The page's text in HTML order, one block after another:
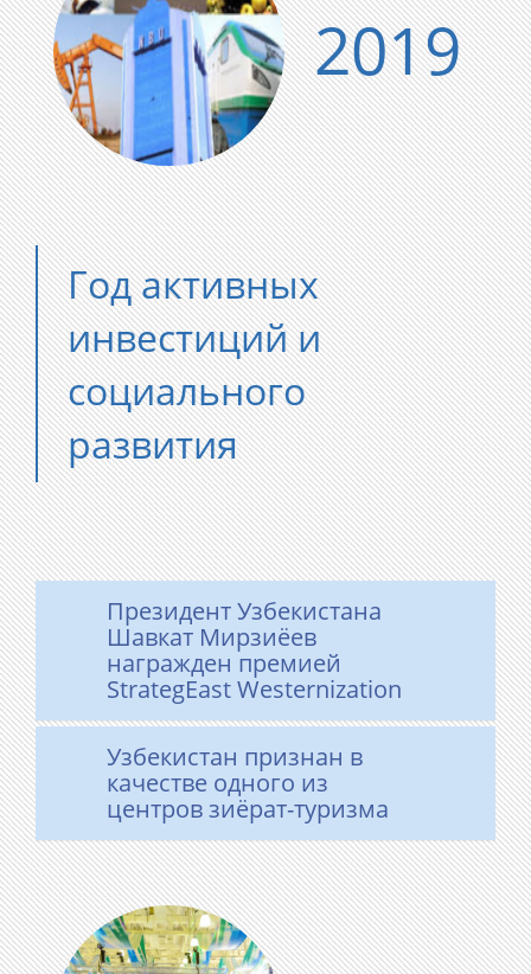
2019
Год активных
инвестиций и
социального
развития
​Президент Узбекистана
Шавкат Мирзиёев
награжден премией
StrategEast Westernization
Узбекистан признан в
качестве одного из
центров зиёрат-туризма